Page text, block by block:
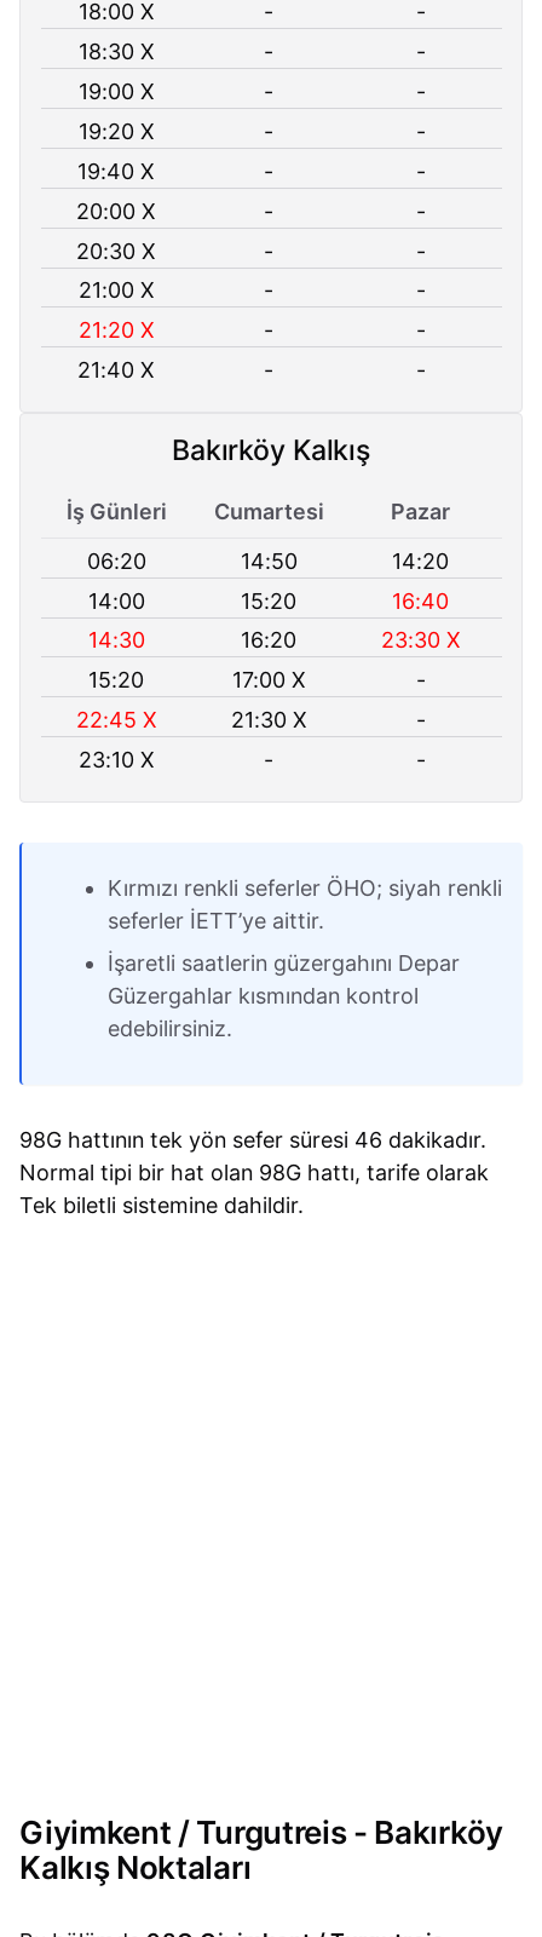
18:00 X -
-
18:30 X
-
-
19:00 X
-
-
19:20 X
-
-
19:40 X
-
-
20:00 X
-
-
20:30 X
-
-
21:00 X
-
-
21:20 X
-
-
21:40 X
- -
Bakırköy Kalkış
İş Günleri Cumartesi
Pazar
06:20
14:50
14:20
14:00
15:20
16:40
14:30
16:20
23:30 X
15:20
17:00 X
-
22:45 X
21:30 X
-
23:10 X
- -
Kırmızı renkli seferler ÖHO; siyah renkli
seferler İETT’ye aittir.
İşaretli saatlerin güzergahını Depar
Güzergahlar kısmından kontrol
edebilirsiniz.
98G hattının tek yön sefer süresi 46 dakikadır.
Normal tipi bir hat olan 98G hattı, tarife olarak
Tek biletli sistemine dahildir.
Giyimkent / Turgutreis - Bakırköy
Kalkış Noktaları